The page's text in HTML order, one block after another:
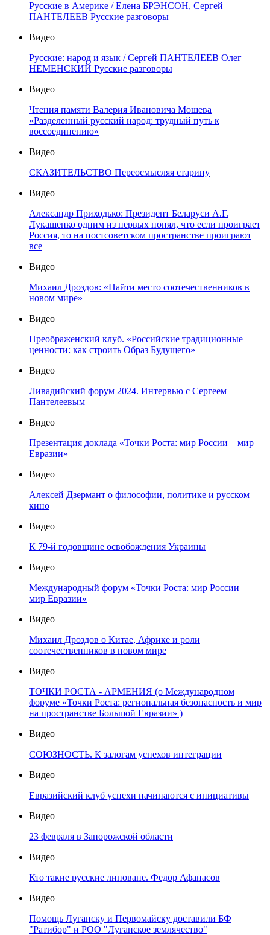
Русские в Америке / Елена БРЭНСОН, Сергей
ПАНТЕЛЕЕВ Русские разговоры
Видео
Русские: народ и язык / Сергей ПАНТЕЛЕЕВ Олег
НЕМЕНСКИЙ Русские разговоры
Видео
Чтения памяти Валерия Ивановича Мошева
«Разделенный русский народ: трудный путь к
воссоединению»
Видео
СКАЗИТЕЛЬСТВО Переосмысляя старину
Видео
Александр Приходько: Президент Беларуси А.Г.
Лукашенко одним из первых понял, что если проиграет
Россия, то на постсоветском пространстве проиграют
все
Видео
Михаил Дроздов: «Найти место соотечественников в
новом мире»
Видео
Преображенский клуб. «Российские традиционные
ценности: как строить Образ Будущего»
Видео
Ливадийский форум 2024. Интервью с Сергеем
Пантелеевым
Видео
Презентация доклада «Точки Роста: мир России – мир
Евразии»
Видео
Алексей Дзермант о философии, политике и русском
кино
Видео
К 79-й годовщине освобождения Украины
Видео
Международный форум «Точки Роста: мир России —
мир Евразии»
Видео
Михаил Дроздов о Китае, Африке и роли
соотечественников в новом мире
Видео
ТОЧКИ РОСТА - АРМЕНИЯ (о Международном
форуме «Точки Роста: региональная безопасность и мир
на пространстве Большой Евразии» )
Видео
СОЮЗНОСТЬ. К залогам успехов интеграции
Видео
Евразийский клуб успехи начинаются с инициативы
Видео
23 февраля в Запорожской области
Видео
Кто такие русские липоване. Федор Афанасов
Видео
Помощь Луганску и Первомайску доставили БФ
"Ратибор" и РОО "Луганское землячество"